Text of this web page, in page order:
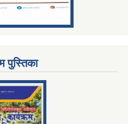
पुस्तिका